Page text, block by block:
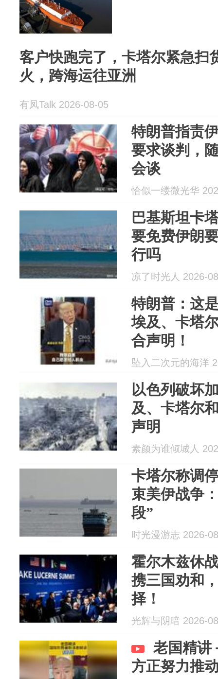
客户快跑完了，卡塔尔紧急扫
火，跨海运往亚洲
有凤Talk 2026-08-05
特朗普指责
要求谈判，
会谈
恰似一缕微光华
巴基斯坦卡
要免费伊朗
行吗
凉了时光人 2026-
特朗普：这
埃及、卡塔
合声明！
坠入二次元的海洋
以色列破坏
及、卡塔尔
声明
素颜为谁倾城人
卡塔尔称调
束美伊战争
段”
时光漫游志 2026-
霍尔木兹休
携三国劝和
择！
光辉与阴暗 2026-
老国精讲
方正努力推